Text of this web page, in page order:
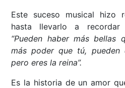
Este suceso musical hizo
hasta llevarlo a recordar
“Pueden haber más
más poder que tú, pueden
pero eres la reina”.
Es la historia de un amor